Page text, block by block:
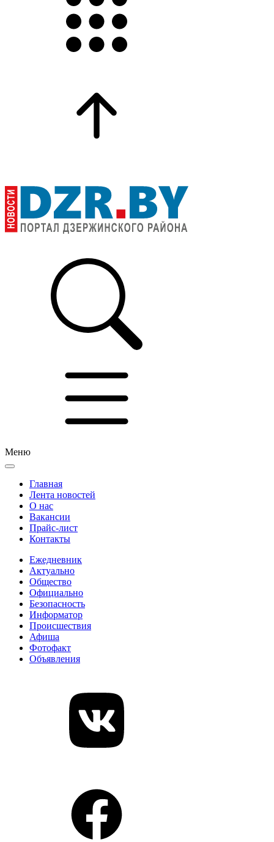
Меню
Главная
Лента новостей
О нас
Вакансии
Прайс-лист
Контакты
Ежедневник
Актуально
Общество
Официально
Безопасность
Информатор
Происшествия
Афиша
Фотофакт
Объявления